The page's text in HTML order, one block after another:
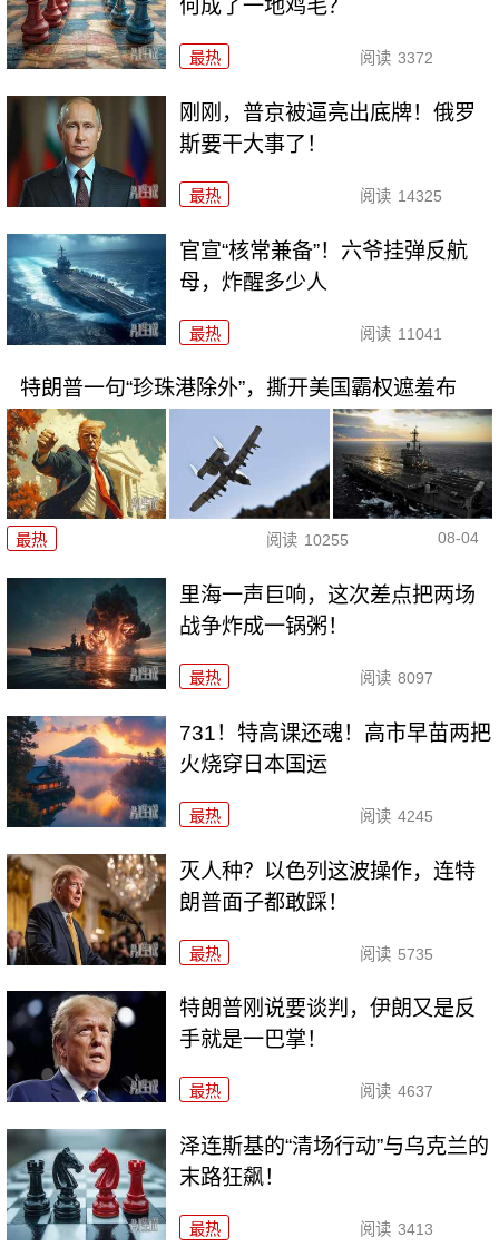
何成了一地鸡毛？
最热 阅读 3372
刚刚，普京被逼亮出底牌！俄罗
斯要干大事了！
最热 阅读 14325
官宣“核常兼备”！六爷挂弹反航
母，炸醒多少人
最热 阅读 11041
特朗普一句“珍珠港除外”，撕开美国霸权遮羞布
最热 阅读 10255 08-04
里海一声巨响，这次差点把两场
战争炸成一锅粥！
最热 阅读 8097
731！特高课还魂！高市早苗两把
火烧穿日本国运
最热 阅读 4245
灭人种？以色列这波操作，连特
朗普面子都敢踩！
最热 阅读 5735
特朗普刚说要谈判，伊朗又是反
手就是一巴掌！
最热 阅读 4637
泽连斯基的“清场行动”与乌克兰的
末路狂飙！
最热 阅读 3413